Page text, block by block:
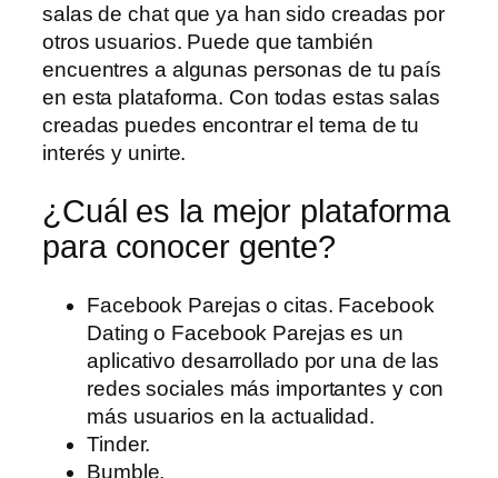
salas de chat que ya han sido creadas por
otros usuarios. Puede que también
encuentres a algunas personas de tu país
en esta plataforma. Con todas estas salas
creadas puedes encontrar el tema de tu
interés y unirte.
¿Cuál es la mejor plataforma
para conocer gente?
Facebook Parejas o citas. Facebook
Dating o Facebook Parejas es un
aplicativo desarrollado por una de las
redes sociales más importantes y con
más usuarios en la actualidad.
Tinder.
Bumble.